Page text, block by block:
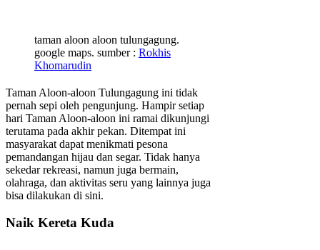
taman aloon aloon tulungagung.
google maps. sumber : Rokhis
Khomarudin
Taman Aloon-aloon Tulungagung ini tidak
pernah sepi oleh pengunjung. Hampir setiap
hari Taman Aloon-aloon ini ramai dikunjungi
terutama pada akhir pekan. Ditempat ini
masyarakat dapat menikmati pesona
pemandangan hijau dan segar. Tidak hanya
sekedar rekreasi, namun juga bermain,
olahraga, dan aktivitas seru yang lainnya juga
bisa dilakukan di sini.
Naik Kereta Kuda